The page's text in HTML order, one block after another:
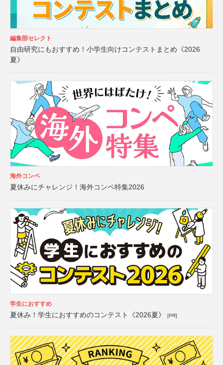
編集部セレクト
自由研究にもおすすめ！小学生向けコンテストまとめ《2026
夏》
海外コンペ
夏休みにチャレンジ！海外コンペ特集2026
学生におすすめ
夏休み！学生におすすめのコンテスト《2026夏》 [PR]